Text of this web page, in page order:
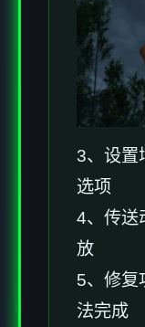
3、设置
选项
4、传送
放
5、修复
法完成